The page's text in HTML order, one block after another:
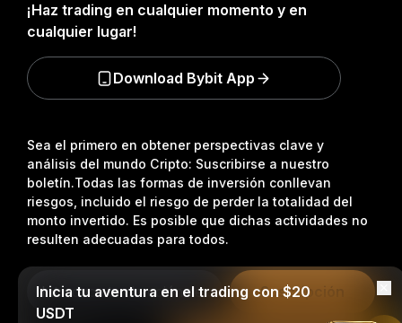
Sea el primero en obtener perspectivas clave y
análisis del mundo Cripto: Suscribirse a nuestro
boletín.Todas las formas de inversión conllevan
riesgos, incluido el riesgo de perder la totalidad del
monto invertido. Es posible que dichas actividades no
resulten adecuadas para todos.
Suscripción
¡Haz trading en cualquier momento y en
cualquier lugar!
Download Bybit App
Inicia tu aventura en el trading con $20
USDT